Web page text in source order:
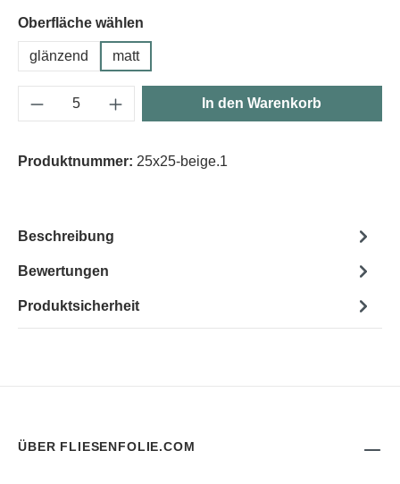
Oberfläche wählen
glänzend matt
Produkt Anzahl: Gib den gewünschten
In den Warenkorb
Produktnummer: 25x25-beige.1
Beschreibung
Bewertungen
Produktsicherheit
ÜBER FLIESENFOLIE.COM